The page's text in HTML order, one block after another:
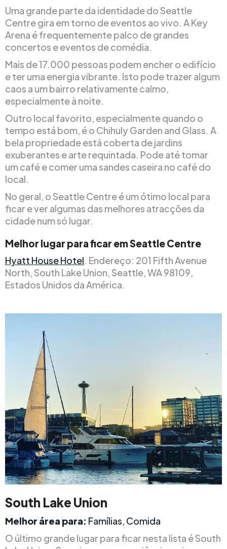
Uma grande parte da identidade do Seattle
Centre gira em torno de eventos ao vivo. A Key
Arena é frequentemente palco de grandes
concertos e eventos de comédia.
Mais de 17.000 pessoas podem encher o edifício
e ter uma energia vibrante. Isto pode trazer algum
caos a um bairro relativamente calmo,
especialmente à noite.
Outro local favorito, especialmente quando o
tempo está bom, é o Chihuly Garden and Glass. A
bela propriedade está coberta de jardins
exuberantes e arte requintada. Pode até tomar
um café e comer uma sandes caseira no café do
local.
No geral, o Seattle Centre é um ótimo local para
ficar e ver algumas das melhores atracções da
cidade num só lugar.
Melhor lugar para ficar em Seattle Centre
Hyatt House Hotel. Endereço: 201 Fifth Avenue
North, South Lake Union, Seattle, WA 98109,
Estados Unidos da América.
South Lake Union
Melhor área para: Famílias, Comida
O último grande lugar para ficar nesta lista é South